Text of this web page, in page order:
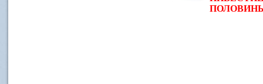
ПОЛОВИНЫ